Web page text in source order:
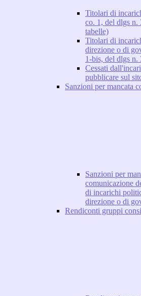
Titolari di
co. 1, del dlgs n.
tabelle)
Titolari di
direzione o di
1-bis, del dlgs n.
Cessati
pubblicare sul
Sanzioni per mancata
Sanzioni per
comunicazione
di incarichi
direzione o di
Rendiconti gruppi